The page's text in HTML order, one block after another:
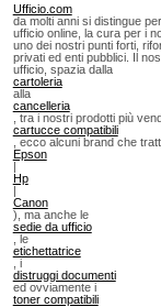
Ufficio.com
da molti anni si distingue
ufficio online, la cura per i
uno dei nostri punti forti,
privati ed enti pubblici. Il
ufficio, spazia dalla
cartoleria
alla
cancelleria
, tra i nostri prodotti più
cartucce compatibili
, ecco alcuni brand che
Epson
|
Hp
|
Canon
), ma anche le
sedie da ufficio
, le
etichettatrice
, i
distruggi documenti
ed ovviamente i
toner compatibili